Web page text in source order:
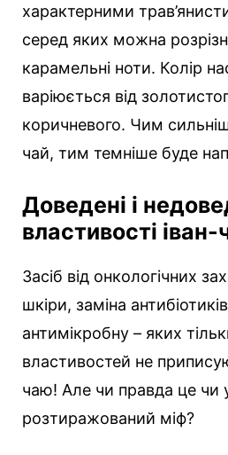
характерними
серед яких можна
карамельні ноти. Колір
варіюється від
коричневого. Чим
чай, тим темніше буде
Доведені і
властивості
Засіб від онкологічних
шкіри, заміна
антимікробну – яких
властивостей не
чаю! Але чи правда це чи
розтиражований міф?